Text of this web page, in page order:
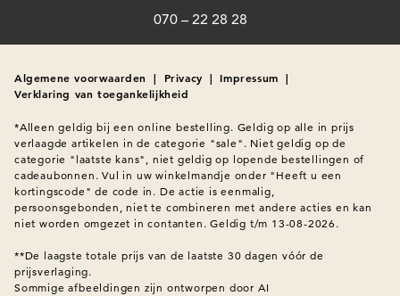
070 – 22 28 28
Algemene voorwaarden | Privacy | Impressum |
Verklaring van toegankelijkheid
*Alleen geldig bij een online bestelling. Geldig op alle in prijs
verlaagde artikelen in de categorie "sale". Niet geldig op de
categorie "laatste kans", niet geldig op lopende bestellingen of
cadeaubonnen. Vul in uw winkelmandje onder "Heeft u een
kortingscode" de code in. De actie is eenmalig,
persoonsgebonden, niet te combineren met andere acties en kan
niet worden omgezet in contanten. Geldig t/m 13-08-2026.
**De laagste totale prijs van de laatste 30 dagen vóór de
prijsverlaging.
Sommige afbeeldingen zijn ontworpen door AI